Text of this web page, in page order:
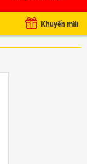
Khuyến mãi